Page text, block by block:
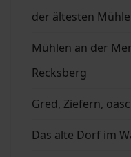
der ältesten
Mühlen an der
Recksberg
Gred, Ziefern,
Das alte Dorf im